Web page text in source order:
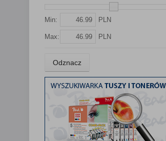
Min: PLN
Max: PLN
Odznacz